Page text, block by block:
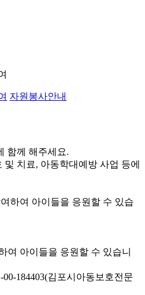
자원봉사안내
함께 해주세요.
치료, 아동학대예방 사업 등에
하여 아이들을 응원할 수 있습
여 아이들을 응원할 수 있습니
00-184403(김포시아동보호전문